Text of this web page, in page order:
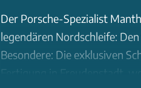
Der Porsche-Spezialist
legendären Nordschleife:
Besondere: Die exklusiven
Fertigung in Freudenstadt,